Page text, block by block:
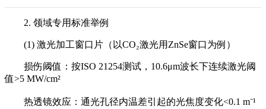
2. 领域专用标准举例
(1) 激光加工窗口片（以CO₂激光用ZnSe窗口为例）
损伤阈值：按ISO 21254测试，10.6μm波长下连续激光阈
值>5 MW/cm²
热透镜效应：通光孔径内温差引起的光焦度变化<0.1 m⁻¹